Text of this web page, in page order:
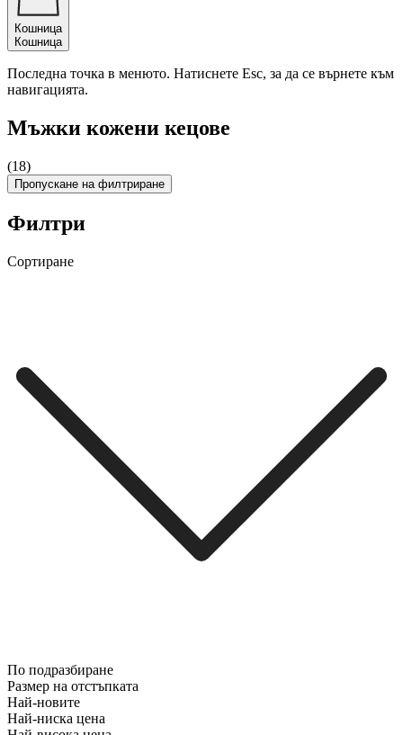
Кошница
Кошница
Последна точка в менюто. Натиснете Esc, за да се върнете към
навигацията.
Мъжки кожени кецове
(18)
Пропускане на филтриране
Филтри
Сортиране
По подразбиране
Размер на отстъпката
Най-новите
Най-ниска цена